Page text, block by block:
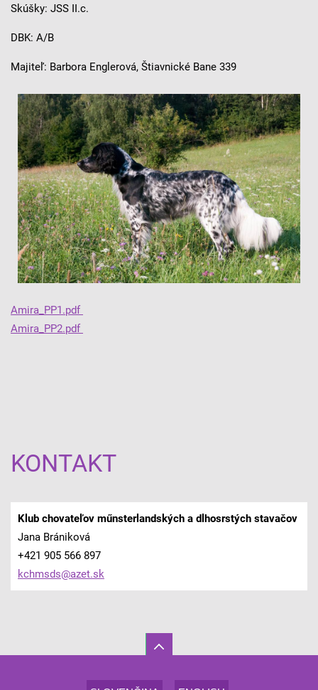
Skúšky: JSS II.c.
DBK: A/B
Majiteľ: Barbora Englerová, Štiavnické Bane 339
Amira_PP1.pdf
Amira_PP2.pdf
KONTAKT
Klub chovateľov műnsterlandských a dlhosrstých stavačov
Jana Brániková
+421 905 566 897
kchmsds@azet.sk